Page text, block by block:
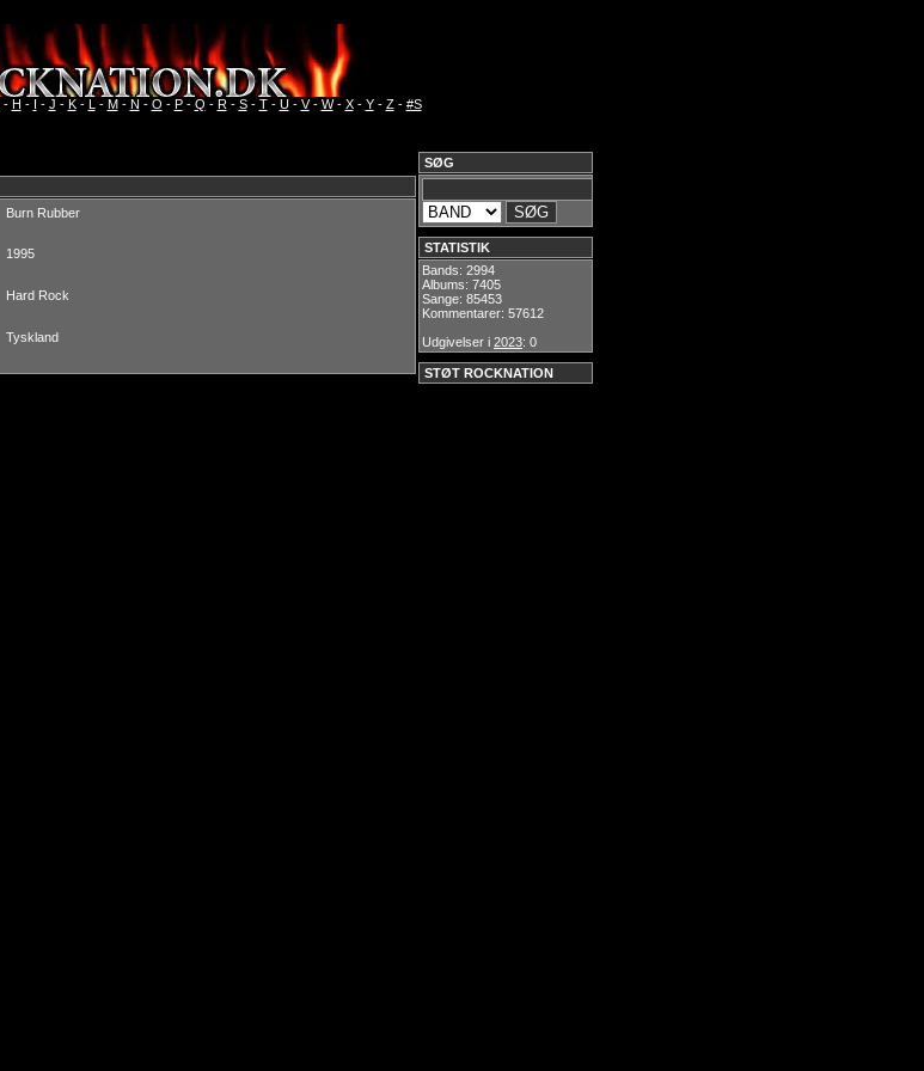
- H - I - J - K- L - M- N - O - P- Q - R- S- T- U- V- W- X- Y- Z- #S
SØG
STATISTIK
Bands: 2994
Albums: 7405
Sange: 85453
Kommentarer: 57612
Udgivelser i 2023: 0
STØT ROCKNATION
Burn Rubber
1995
Hard Rock
Tyskland